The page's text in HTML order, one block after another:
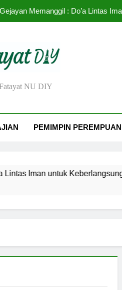
Memanggil : Do’a Lintas
Partisipasi Pemimpin
NU DIY
PEMIMPIN PEREMPUAN
untuk Keberlangsungan